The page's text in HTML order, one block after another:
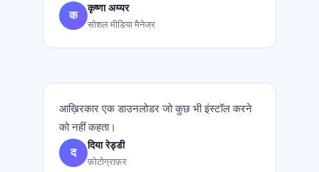
क कृष्णा अय्यर
सोशल मीडिया मैनेजर
आख़िरकार एक डाउनलोडर जो कुछ भी इंस्टॉल करने
को नहीं कहता।
द दिया रेड्डी
फ़ोटोग्राफ़र